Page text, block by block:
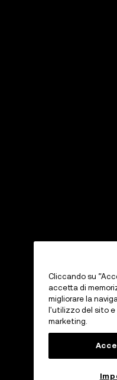
Cliccando su
accetta di
migliorare la
l'utilizzo del sito
marketing.